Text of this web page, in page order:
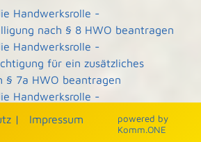
Handwerksrolle -
nach § 8 HWO beantragen
Handwerksrolle -
für ein zusätzliches
§ 7a HWO beantragen
Handwerksrolle -
nach § 7b HWOpowered by
Komm.ONE
| Impressum